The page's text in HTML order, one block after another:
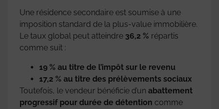
Une résidence secondaire est soumise à une
imposition standard de la plus-value immobilière.
Le taux global peut atteindre 36,2 % répartis
comme suit :
19 % au titre de l’impôt sur le revenu
17,2 % au titre des prélèvements sociaux
Toutefois, le vendeur bénéficie d’un abattement
progressif pour durée de détention comme